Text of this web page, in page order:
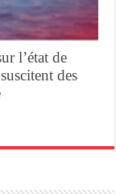
l’état de
des